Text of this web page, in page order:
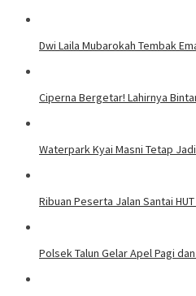
Dwi Laila Mubarokah Tembak
Ciperna Bergetar! Lahirnya
Waterpark Kyai Masni Tetap
Ribuan Peserta Jalan Santai
Polsek Talun Gelar Apel Pagi